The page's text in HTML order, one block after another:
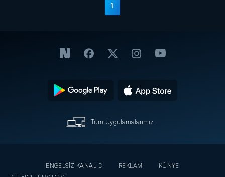
1
Tüm Uygulamalarımız
ENGELSİZ KANAL D REKLAM
KÜNYE